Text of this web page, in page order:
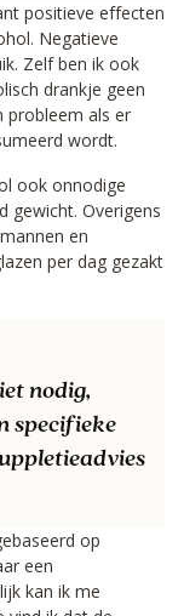
positieve effecten
Negatieve
Zelf ben ik ook
drankje geen
probleem als er
wordt.
ook onnodige
gewicht. Overigens
en
per dag gezakt
nodig,
specifieke
op
een
kan ik me